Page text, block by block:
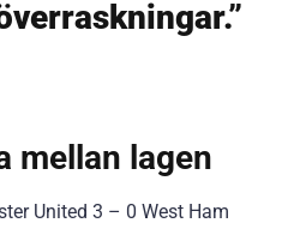
mellan lagen
United 3 – 0 West Ham